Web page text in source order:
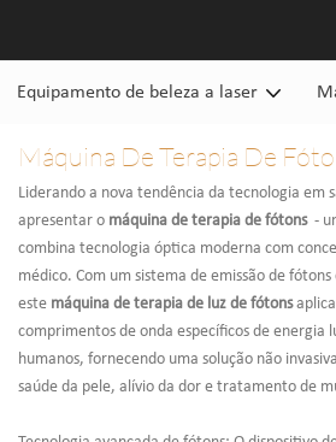
Equipamento de beleza a laser
Máquina De Terapia De
Liderando a nova tendência da tecnologia em
apresentar o máquina de terapia de fótons -
combina tecnologia óptica moderna com
médico. Com um sistema de emissão de
este máquina de terapia de luz de fótons
comprimentos de onda específicos de energia
humanos, fornecendo uma solução não
saúde da pele, alívio da dor e tratamento de